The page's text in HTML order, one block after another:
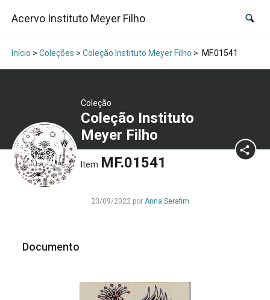
Acervo Instituto Meyer Filho
Início > Coleções > Coleção Instituto Meyer Filho > MF.01541
Coleção
Coleção Instituto
Meyer Filho
Item MF.01541
23/09/2022 por Anna Serafim
Documento